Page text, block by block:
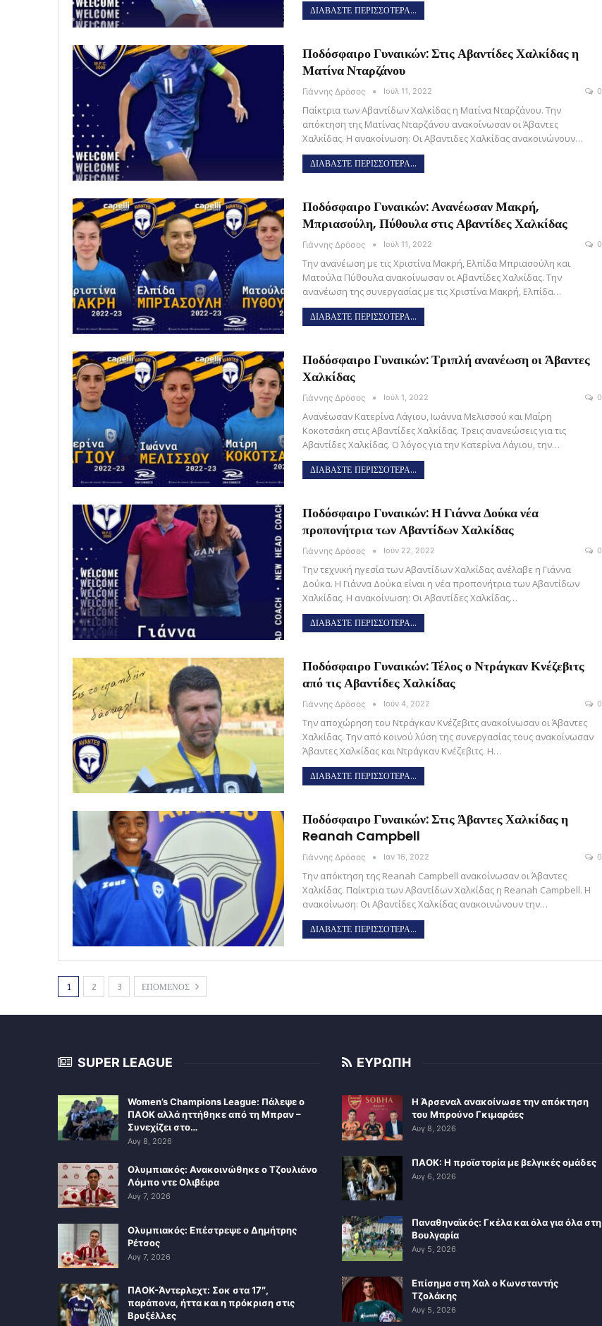
ΔΙΑΒΑΣΤΕ ΠΕΡΙΣΣΟΤΕΡΑ...
Ποδόσφαιρο Γυναικών: Στις Αβαντίδες Χαλκίδας η
Ματίνα Νταρζάνου
Γιάννης Δρόσος Ιούλ 11, 2022 0
Παίκτρια των Αβαντίδων Χαλκίδας η Ματίνα Νταρζάνου. Την
απόκτηση της Ματίνας Νταρζάνου ανακοίνωσαν οι Άβαντες
Χαλκίδας. Η ανακοίνωση: Οι Αβαντιδες Χαλκίδας ανακοινώνουν…
ΔΙΑΒΑΣΤΕ ΠΕΡΙΣΣΟΤΕΡΑ...
Ποδόσφαιρο Γυναικών: Ανανέωσαν Μακρή,
Μπριασούλη, Πύθουλα στις Αβαντίδες Χαλκίδας
Γιάννης Δρόσος Ιούλ 11, 2022 0
Την ανανέωση με τις Χριστίνα Μακρή, Ελπίδα Μπριασούλη και
Ματούλα Πύθουλα ανακοίνωσαν οι Αβαντίδες Χαλκίδας. Την
ανανέωση της συνεργασίας με τις Χριστίνα Μακρή, Ελπίδα…
ΔΙΑΒΑΣΤΕ ΠΕΡΙΣΣΟΤΕΡΑ...
Ποδόσφαιρο Γυναικών: Τριπλή ανανέωση οι Άβαντες
Χαλκίδας
Γιάννης Δρόσος Ιούλ 1, 2022 0
Ανανέωσαν Κατερίνα Λάγιου, Ιωάννα Μελισσού και Μαίρη
Κοκοτσάκη στις Αβαντίδες Χαλκίδας. Τρεις ανανεώσεις για τις
Αβαντίδες Χαλκίδας. Ο λόγος για την Κατερίνα Λάγιου, την…
ΔΙΑΒΑΣΤΕ ΠΕΡΙΣΣΟΤΕΡΑ...
Ποδόσφαιρο Γυναικών: Η Γιάννα Δούκα νέα
προπονήτρια των Αβαντίδων Χαλκίδας
Γιάννης Δρόσος Ιούν 22, 2022 0
Την τεχνική ηγεσία των Αβαντίδων Χαλκίδας ανέλαβε η Γιάννα
Δούκα. Η Γιάννα Δούκα είναι η νέα προπονήτρια των Αβαντίδων
Χαλκίδας. Η ανακοίνωση: Οι Αβαντίδες Χαλκίδας…
ΔΙΑΒΑΣΤΕ ΠΕΡΙΣΣΟΤΕΡΑ...
Ποδόσφαιρο Γυναικών: Τέλος ο Ντράγκαν Κνέζεβιτς
από τις Αβαντίδες Χαλκίδας
Γιάννης Δρόσος Ιούν 4, 2022 0
Την αποχώρηση του Ντράγκαν Κνέζεβιτς ανακοίνωσαν οι Άβαντες
Χαλκίδας. Την από κοινού λύση της συνεργασίας τους ανακοίνωσαν
Άβαντες Χαλκίδας και Ντράγκαν Κνέζεβιτς. Η…
ΔΙΑΒΑΣΤΕ ΠΕΡΙΣΣΟΤΕΡΑ...
Ποδόσφαιρο Γυναικών: Στις Άβαντες Χαλκίδας η
Reanah Campbell
Γιάννης Δρόσος Ιαν 16, 2022 0
Την απόκτηση της Reanah Campbell ανακοίνωσαν οι Άβαντες
Χαλκίδας. Παίκτρια των Αβαντίδων Χαλκίδας η Reanah Campbell. Η
ανακοίνωση: Οι Αβαντίδες Χαλκίδας ανακοινώνουν την…
ΔΙΑΒΑΣΤΕ ΠΕΡΙΣΣΟΤΕΡΑ...
1 2 3 ΕΠΟΜΕΝΟΣ
SUPER LEAGUE
Women’s Champions League: Πάλεψε ο
ΠΑΟΚ αλλά ηττήθηκε από τη Μπραν –
Συνεχίζει στο…
Αυγ 8, 2026
Ολυμπιακός: Ανακοινώθηκε ο Τζουλιάνο
Λόμπο ντε Ολιβέιρα
Αυγ 7, 2026
Ολυμπιακός: Επέστρεψε ο Δημήτρης
Ρέτσος
Αυγ 7, 2026
ΠΑΟΚ-Άντερλεχτ: Σοκ στα 17″,
παράπονα, ήττα και η πρόκριση στις
Βρυξέλλες
ΕΥΡΩΠΗ
Η Άρσεναλ ανακοίνωσε την απόκτηση
του Μπρούνο Γκιμαράες
Αυγ 8, 2026
ΠΑΟΚ: Η προϊστορία με βελγικές ομάδες
Αυγ 6, 2026
Παναθηναϊκός: Γκέλα και όλα για όλα στη
Βουλγαρία
Αυγ 5, 2026
Επίσημα στη Χαλ ο Κωνσταντής
Τζολάκης
Αυγ 5, 2026